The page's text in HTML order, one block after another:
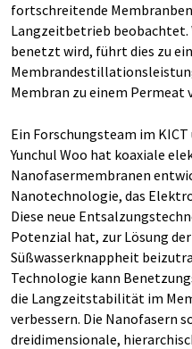
fortschreitende
Langzeitbetrieb beobachtet.
benetzt wird, führt dies zu
Membran zu einem
Ein Forschungsteam im
Yunchul Woo hat koaxiale
Nanofasermembranen
Nanotechnologie, das
Diese neue
Potenzial hat, zur Lösung
Süßwasserknappheit
Technologie kann
die Langzeitstabilität im
verbessern. Die Nanofasern
dreidimensionale,